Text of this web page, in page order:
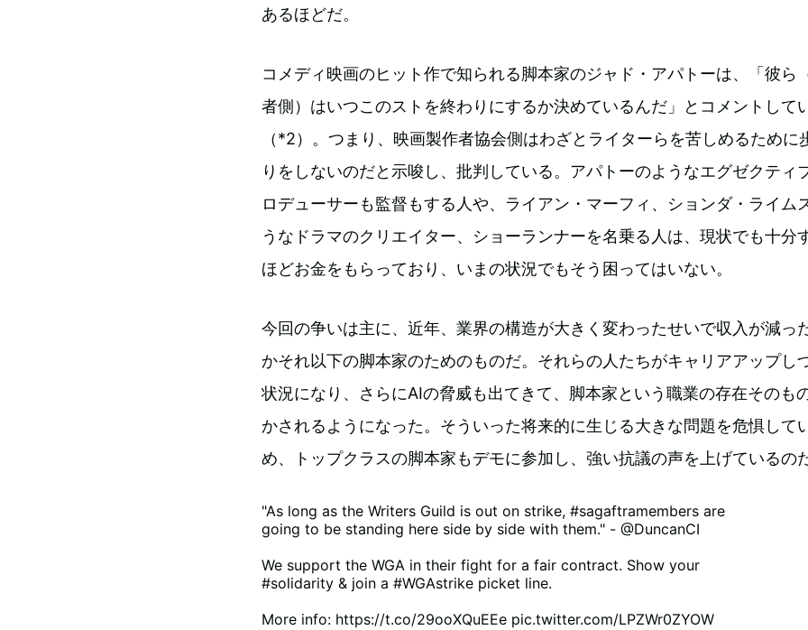
あるほどだ。
コメディ映画のヒット作で知られる脚本家のジャド・アパトーは、「彼ら
者側）はいつこのストを終わりにするか決めているんだ」とコメントして
（*2）。つまり、映画製作者協会側はわざとライターらを苦しめるために
りをしないのだと示唆し、批判している。アパトーのようなエグゼクティ
ロデューサーも監督もする人や、ライアン・マーフィ、ションダ・ライム
うなドラマのクリエイター、ショーランナーを名乗る人は、現状でも十分
ほどお金をもらっており、いまの状況でもそう困ってはいない。
今回の争いは主に、近年、業界の構造が大きく変わったせいで収入が減っ
かそれ以下の脚本家のためのものだ。それらの人たちがキャリアアップし
状況になり、さらにAIの脅威も出てきて、脚本家という職業の存在そのも
かされるようになった。そういった将来的に生じる大きな問題を危惧して
め、トップクラスの脚本家もデモに参加し、強い抗議の声を上げているの
"As long as the Writers Guild is out on strike, #sagaftramembers are
going to be standing here side by side with them." - @DuncanCI
We support the WGA in their fight for a fair contract. Show your
#solidarity & join a #WGAstrike picket line.
More info: https://t.co/29ooXQuEEe pic.twitter.com/LPZWr0ZYOW